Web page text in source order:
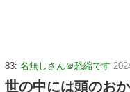
83: 名無しさん＠恐縮です
世の中には頭のお